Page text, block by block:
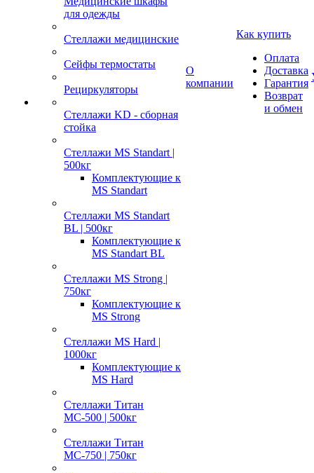
для одежды
Стеллажи медицинские
Сейфы термостаты
Рециркуляторы
Стеллажи KD - сборная
стойка
Стеллажи MS Standart |
500кг
Комплектующие к
MS Standart
Стеллажи MS Standart
BL | 500кг
Комплектующие к
MS Standart BL
Стеллажи MS Strong |
750кг
Комплектующие к
MS Strong
Стеллажи MS Hard |
1000кг
Комплектующие к
MS Hard
Стеллажи Титан
МС-500 | 500кг
Стеллажи Титан
МС-750 | 750кг
О
компании
Как купить
Оплата
Доставка
Гарантия
Возврат
и обмен